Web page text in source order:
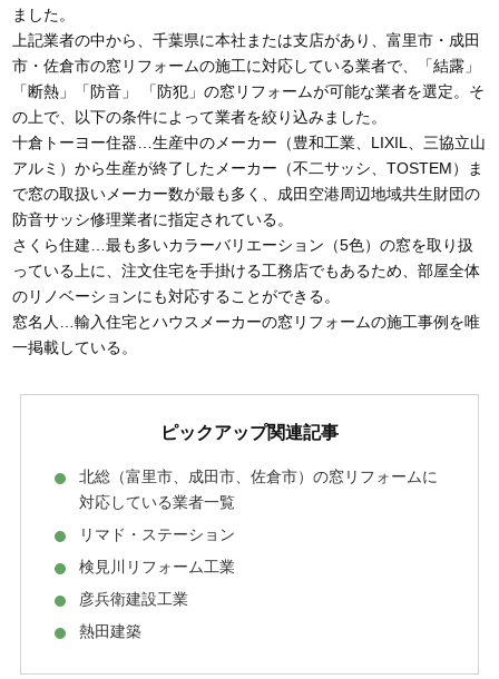
ました。
上記業者の中から、千葉県に本社または支店があり、富里市・成田
市・佐倉市の窓リフォームの施工に対応している業者で、「結露」
「断熱」「防音」 「防犯」の窓リフォームが可能な業者を選定。そ
の上で、以下の条件によって業者を絞り込みました。
十倉トーヨー住器…生産中のメーカー（豊和工業、LIXIL、三協立山
アルミ）から生産が終了したメーカー（不二サッシ、TOSTEM）ま
で窓の取扱いメーカー数が最も多く、成田空港周辺地域共生財団の
防音サッシ修理業者に指定されている。
さくら住建…最も多いカラーバリエーション（5色）の窓を取り扱
っている上に、注文住宅を手掛ける工務店でもあるため、部屋全体
のリノベーションにも対応することができる。
窓名人…輸入住宅とハウスメーカーの窓リフォームの施工事例を唯
一掲載している。
ピックアップ関連記事
北総（富里市、成田市、佐倉市）の窓リフォームに
対応している業者一覧
リマド・ステーション
検見川リフォーム工業
彦兵衛建設工業
熱田建築